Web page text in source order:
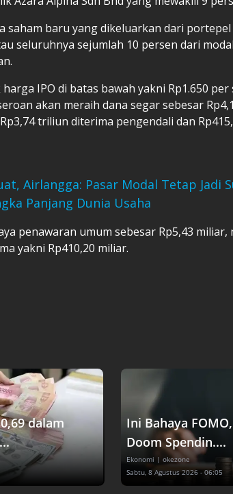
saham baru yang dikeluarkan dari
seluruhnya sejumlah 10 persen dari
IPO di batas bawah yakni Rp1.650 per
akan meraih dana segar sebesar
triliun diterima pengendali dan
Airlangga: Pasar Modal Tetap Jadi
Panjang Dunia Usaha
penawaran umum sebesar Rp5,43 miliar,
yakni Rp410,20 miliar.
dalam
Ini Bahaya
Doom Spendin....
Ekonomi | okezone
Sabtu, 8 Agustus 2026 - 06:05